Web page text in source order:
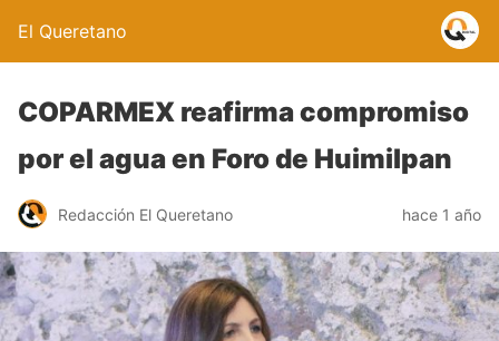
El Queretano
COPARMEX reafirma compromiso
por el agua en Foro de Huimilpan
Redacción El Queretano hace 1 año